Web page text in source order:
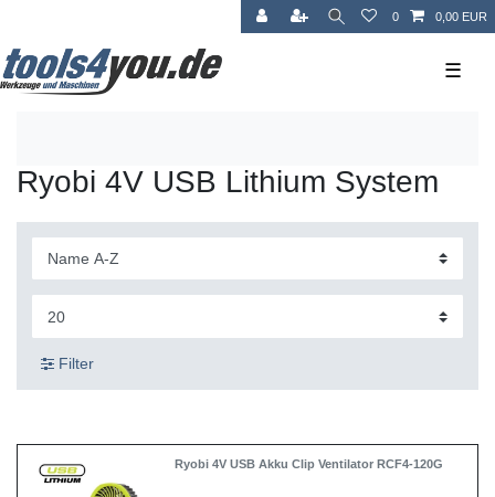
0 0,00 EUR
☰
Ryobi 4V USB Lithium System
Filter
Ryobi 4V USB Akku Clip Ventilator RCF4-120G